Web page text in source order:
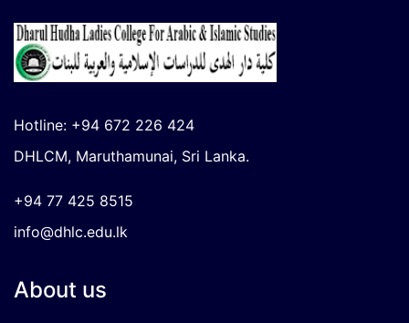
Hotline: +94 672 226 424
DHLCM, Maruthamunai, Sri Lanka.
+94 77 425 8515
info@dhlc.edu.lk
About us